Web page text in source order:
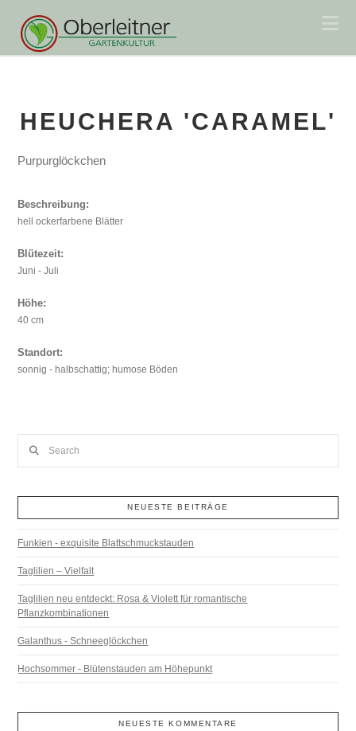
HEUCHERA 'CARAMEL'
Purpurglöckchen
Beschreibung:
hell ockerfarbene Blätter
Blütezeit:
Juni - Juli
Höhe:
40 cm
Standort:
sonnig - halbschattig; humose Böden
NEUESTE BEITRÄGE
Funkien - exquisite Blattschmuckstauden
Taglilien – Vielfalt
Taglilien neu entdeckt: Rosa & Violett für romantische
Pflanzkombinationen
Galanthus - Schneeglöckchen
Hochsommer - Blütenstauden am Höhepunkt
NEUESTE KOMMENTARE